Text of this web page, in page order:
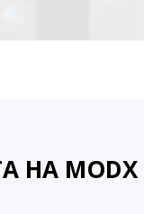
MODX